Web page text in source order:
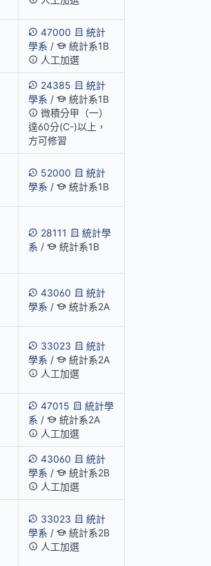
47000
統計
學系 /
統計系1B
人工加選
24385
統計
學系 /
統計系1B
微積分甲（一）
達60分(C-)以上，
方可修習
52000
統計
學系 / 統計系1B
28111
統計學
系 / 統計系1B
43060
統計
學系 / 統計系2A
33023
統計
學系 /
統計系2A
人工加選
47015
統計學
系 /
統計系2A
人工加選
43060
統計
學系 /
統計系2B
人工加選
33023
統計
學系 /
統計系2B
人工加選